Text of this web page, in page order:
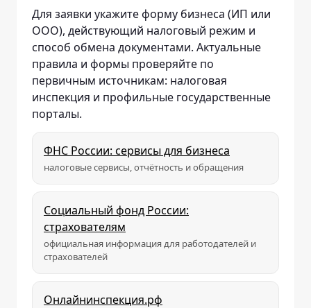
Для заявки укажите форму бизнеса (ИП или
ООО), действующий налоговый режим и
способ обмена документами. Актуальные
правила и формы проверяйте по
первичным источникам: налоговая
инспекция и профильные государственные
порталы.
ФНС России: сервисы для бизнеса
налоговые сервисы, отчётность и обращения
Социальный фонд России:
страхователям
официальная информация для работодателей и
страхователей
Онлайнинспекция.рф